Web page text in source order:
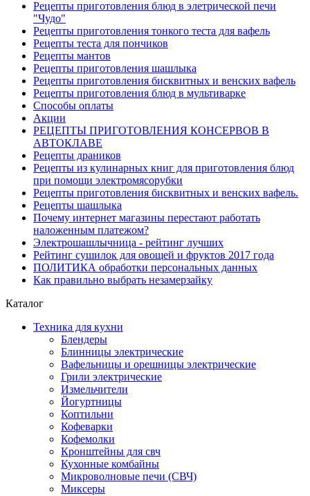
Рецепты приготовления блюд в элетрической печи
"Чудо"
Рецепты приготовления тонкого теста для вафель
Рецепты теста для пончиков
Рецепты мантов
Рецепты приготовления шашлыка
Рецепты приготовления бисквитных и венских вафель
Рецепты приготовления блюд в мультиварке
Способы оплаты
Акции
РЕЦЕПТЫ ПРИГОТОВЛЕНИЯ КОНСЕРВОВ В
АВТОКЛАВЕ
Рецепты драников
Рецепты из кулинарных книг для приготовления блюд
при помощи электромясорубки
Рецепты приготовления бисквитных и венских вафель.
Рецепты шашлыка
Почему интернет магазины перестают работать
наложенным платежом?
Электрошашлычница - рейтинг лучших
Рейтинг сушилок для овощей и фруктов 2017 года
ПОЛИТИКА обработки персональных данных
Как правильно выбрать незамерзайку
Каталог
Техника для кухни
Блендеры
Блинницы электрические
Вафельницы и орешницы электрические
Грили электрические
Измельчители
Йогуртницы
Коптильни
Кофеварки
Кофемолки
Кронштейны для свч
Кухонные комбайны
Микроволновые печи (СВЧ)
Миксеры